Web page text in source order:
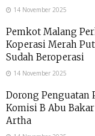
14 November 2025
Pemkot Malang
Koperasi Merah
Sudah Beroperasi
14 November 2025
Dorong Penguatan
Komisi B Abu
Artha